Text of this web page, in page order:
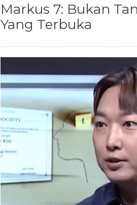
Markus 7: Bukan
Yang Terbuka